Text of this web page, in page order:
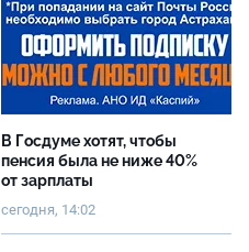
В Госдуме хотят, чтобы
пенсия была не ниже 40%
от зарплаты
сегодня, 14:02